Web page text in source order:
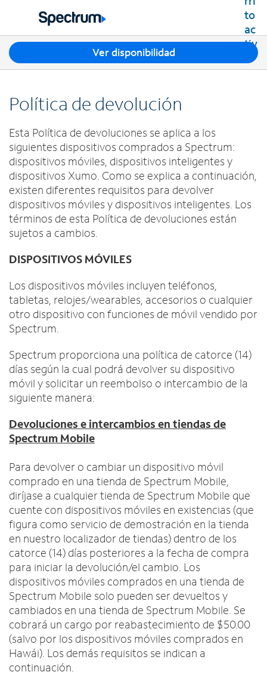
Residencial
Paquetes
Ver paquetes
Ofertas en tu área
Spectrum Internet
Spectrum WiFi
Velocidades disponibles
Internet Gig
TV
TV por cable de Spectrum
Planes de TV
Streaming de Spectrum
Xumo Stream Box
Spectrum TV App
Deportes en vivo y películas premium
Planes Latino TV
Lista de canales
Móvil
Spectrum Mobile
Planes de datos móviles
Teléfonos móviles
Tabletas
Smartwatches
Teléfono Residencial
Spectrum Voice
Contáctanos
INTERNET, TV Y TELÉFONO RESIDENCIAL
Contacta a Spectrum
Ayuda de Spectrum
MÓVIL
Contacta a Spectrum Mobile
Ayuda para Mobile
Encuentra una tienda
Mi cuenta
Ver disponibilidad
r
e
s
u
e
r
e
n
c
i
a
o
n
t
a
s
e
a
s
t
a
Política de devolución
Esta Política de devoluciones se aplica a los
siguientes dispositivos comprados a Spectrum:
dispositivos móviles, dispositivos inteligentes y
dispositivos Xumo. Como se explica a continuación,
existen diferentes requisitos para devolver
dispositivos móviles y dispositivos inteligentes. Los
términos de esta Política de devoluciones están
sujetos a cambios.
DISPOSITIVOS MÓVILES
Los dispositivos móviles incluyen teléfonos,
tabletas, relojes/wearables, accesorios o cualquier
otro dispositivo con funciones de móvil vendido por
Spectrum.
Spectrum proporciona una política de catorce (14)
días según la cual podrá devolver su dispositivo
móvil y solicitar un reembolso o intercambio de la
siguiente manera:
Devoluciones e intercambios en tiendas de
Spectrum Mobile
Para devolver o cambiar un dispositivo móvil
comprado en una tienda de Spectrum Mobile,
diríjase a cualquier tienda de Spectrum Mobile que
cuente con dispositivos móviles en existencias (que
figura como servicio de demostración en la tienda
en nuestro localizador de tiendas) dentro de los
catorce (14) días posteriores a la fecha de compra
para iniciar la devolución/el cambio. Los
dispositivos móviles comprados en una tienda de
Spectrum Mobile solo pueden ser devueltos y
cambiados en una tienda de Spectrum Mobile. Se
cobrará un cargo por reabastecimiento de $50.00
(salvo por los dispositivos móviles comprados en
Hawái). Los demás requisitos se indican a
continuación.